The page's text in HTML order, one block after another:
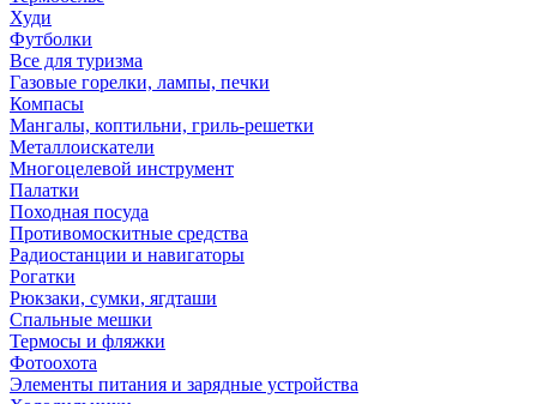
Худи
Футболки
Все для туризма
Газовые горелки, лампы, печки
Компасы
Мангалы, коптильни, гриль-решетки
Металлоискатели
Многоцелевой инструмент
Палатки
Походная посуда
Противомоскитные средства
Радиостанции и навигаторы
Рогатки
Рюкзаки, сумки, ягдташи
Спальные мешки
Термосы и фляжки
Фотоохота
Элементы питания и зарядные устройства